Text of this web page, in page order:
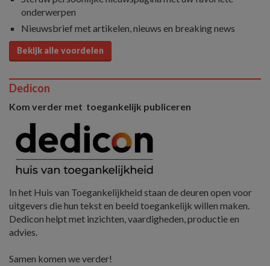
onderwerpen
Nieuwsbrief met artikelen, nieuws en breaking news
Bekijk alle voordelen
Dedicon
Kom verder met toegankelijk publiceren
In het Huis van Toegankelijkheid staan de deuren open voor
uitgevers die hun tekst en beeld toegankelijk willen maken.
Dedicon helpt met inzichten, vaardigheden, productie en
advies.
Samen komen we verder!